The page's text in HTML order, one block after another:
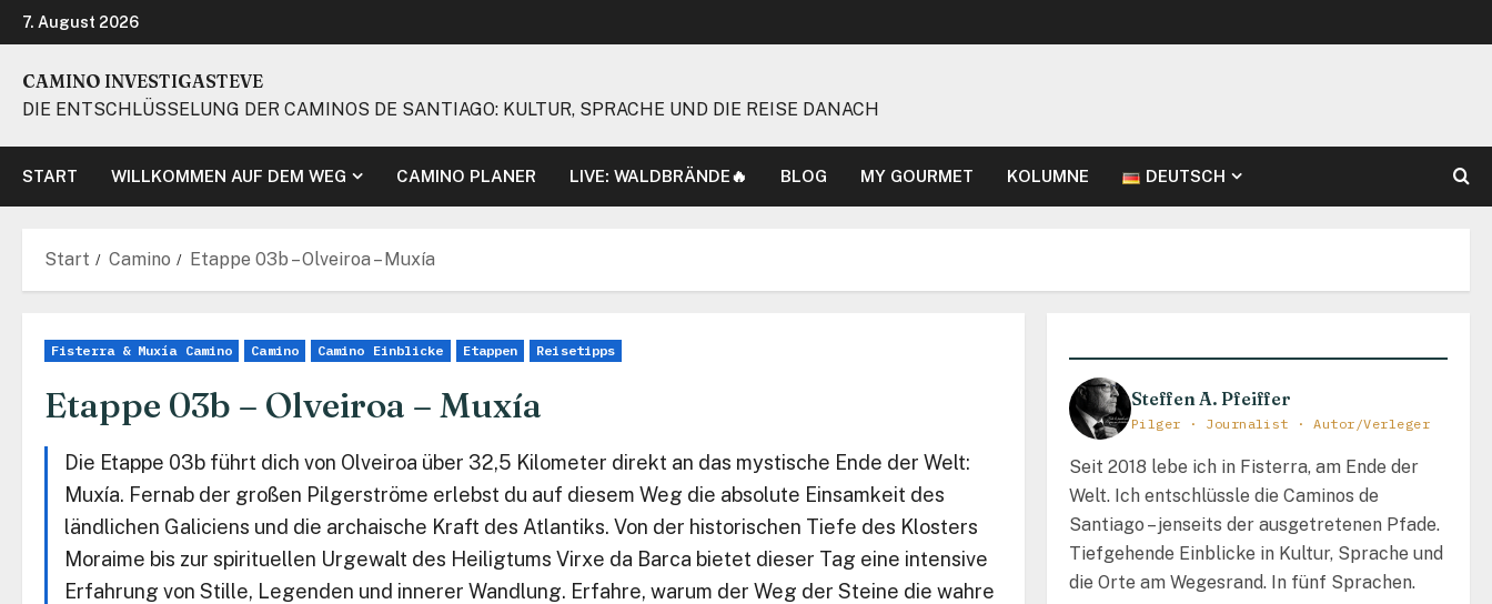
Zum
Inhalt
springen
7. August 2026
CAMINO INVESTIGASTEVE
DIE ENTSCHLÜSSELUNG DER CAMINOS DE SANTIAGO: KULTUR, SPRACHE UND DIE REISE DANACH
START WILLKOMMEN AUF DEM WEG CAMINO PLANER LIVE: WALDBRÄNDE🔥 BLOG MY GOURMET KOLUMNE DEUTSCH
Start Camino Etappe 03b – Olveiroa – Muxía
Fisterra & Muxía Camino Camino Camino Einblicke Etappen Reisetipps
Etappe 03b – Olveiroa – Muxía
Die Etappe 03b führt dich von Olveiroa über 32,5 Kilometer direkt an das mystische Ende der Welt:
Muxía. Fernab der großen Pilgerströme erlebst du auf diesem Weg die absolute Einsamkeit des
ländlichen Galiciens und die archaische Kraft des Atlantiks. Von der historischen Tiefe des Klosters
Moraime bis zur spirituellen Urgewalt des Heiligtums Virxe da Barca bietet dieser Tag eine intensive
Erfahrung von Stille, Legenden und innerer Wandlung. Erfahre, warum der Weg der Steine die wahre
Steffen A. Pfeiffer
Pilger · Journalist · Autor/Verleger
Seit 2018 lebe ich in Fisterra, am Ende der
Welt. Ich entschlüssle die Caminos de
Santiago – jenseits der ausgetretenen Pfade.
Tiefgehende Einblicke in Kultur, Sprache und
die Orte am Wegesrand. In fünf Sprachen.